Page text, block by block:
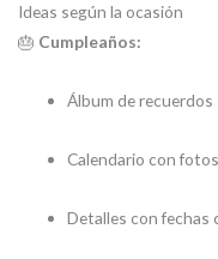
Ideas según la ocasión
🎂 Cumpleaños:
Álbum de recuerdos
Calendario con fotos
Detalles con fechas